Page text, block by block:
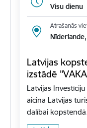
Visu dienu
Atrašanās
Latvijas
izstādē
Latvijas
aicina Latvijas
dalībai